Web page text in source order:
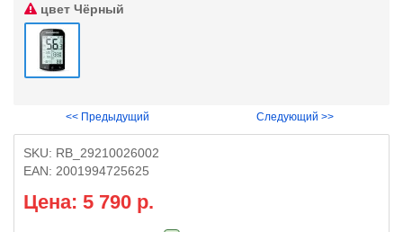
цвет Чёрный
<< Предыдущий Следующий >>
SKU: RB_29210026002
EAN: 2001994725625
Цена: 5 790 р.